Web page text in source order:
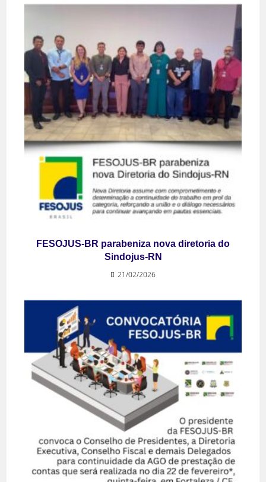
FESOJUS-BR parabeniza nova diretoria do
Sindojus-RN
21/02/2026